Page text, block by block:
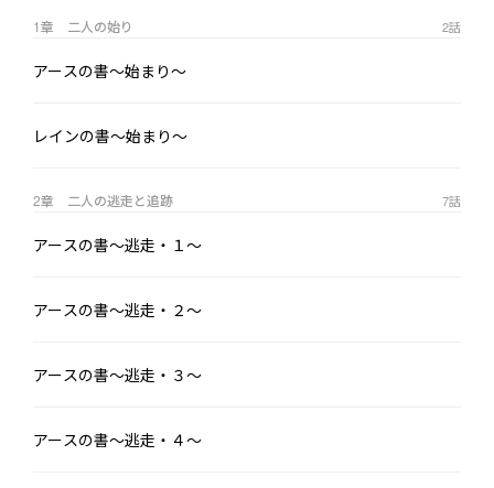
な彼の前に死霊術士の女性ラティア・ストレイトが現れる。
の魂を鎧に宿したのだった。
その頃、レイン、ジョシュアは各地を回りモンスター退治をし
れピンチに陥ってしまう。
それを見ていたアースはレインを助けるも、言葉が通じずレイ
ンに退治されてしまうと恐怖する。
のオリバーなら何かいい案を貸してくれるのではとアースはラテ
と考え跡を追う事を決める。
1章 二人の始り 2話
アースの書～始まり～
レインの書～始まり～
2章 二人の逃走と追跡 7話
アースの書～逃走・１～
アースの書～逃走・２～
アースの書～逃走・３～
アースの書～逃走・４～